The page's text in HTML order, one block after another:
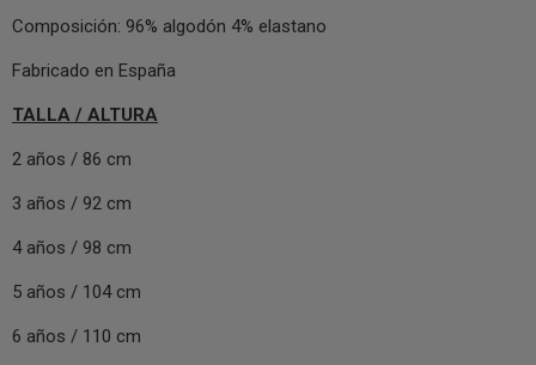
Composición: 96% algodón 4% elastano
Fabricado en España
TALLA / ALTURA
2 años / 86 cm
3 años / 92 cm
4 años / 98 cm
5 años / 104 cm
6 años / 110 cm